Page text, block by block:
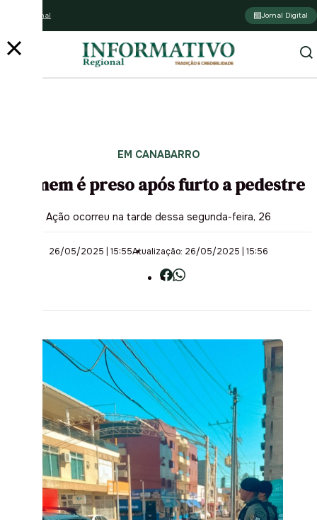
Assine o jornal Jornal Digital
EM CANABARRO
Homem é preso após furto a pedestre
Ação ocorreu na tarde dessa segunda-feira, 26
26/05/2025 | 15:55Atualização: 26/05/2025 | 15:56